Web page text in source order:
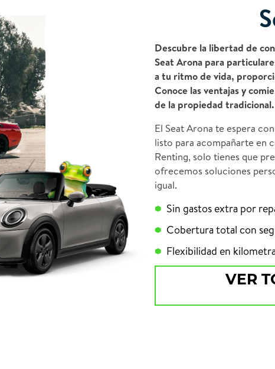
Descubre la libertad de
Seat Arona para
a tu ritmo de vida,
Conoce las ventajas y
de la propiedad tradicional.
El Seat Arona te espera
listo para acompañarte en
Renting, solo tienes que
ofrecemos soluciones
igual.
Sin gastos extra por
Cobertura total con
Flexibilidad en
VER